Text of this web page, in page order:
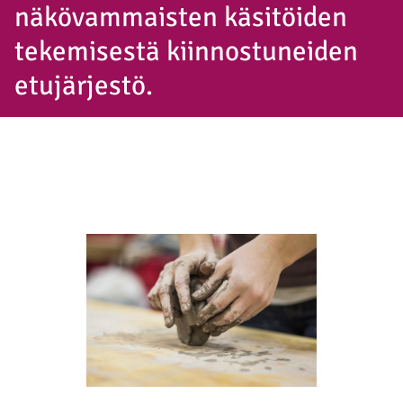
näkövammaisten käsitöiden
tekemisestä kiinnostuneiden
etujärjestö.